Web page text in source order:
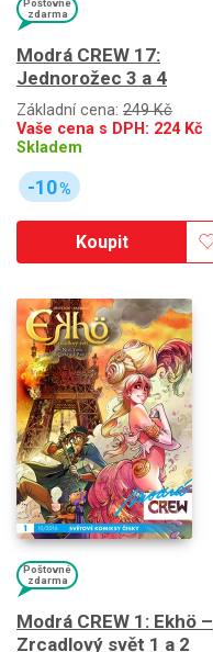
Poštovné
zdarma
Modrá CREW 17:
Jednorožec 3 a 4
Základní cena: 249 Kč
Vaše cena s DPH: 224Kč
Skladem
-10%
Koupit
Poštovné
zdarma
Modrá CREW 1: Ekhö –
Zrcadlový svět 1 a 2